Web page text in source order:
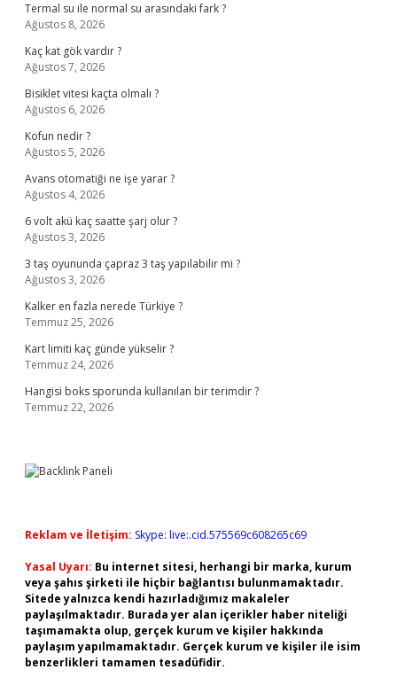
Termal su ile normal su arasındaki fark ?
Ağustos 8, 2026
Kaç kat gök vardır ?
Ağustos 7, 2026
Bisiklet vitesi kaçta olmalı ?
Ağustos 6, 2026
Kofun nedir ?
Ağustos 5, 2026
Avans otomatiği ne işe yarar ?
Ağustos 4, 2026
6 volt akü kaç saatte şarj olur ?
Ağustos 3, 2026
3 taş oyununda çapraz 3 taş yapılabilir mi ?
Ağustos 3, 2026
Kalker en fazla nerede Türkiye ?
Temmuz 25, 2026
Kart limiti kaç günde yükselir ?
Temmuz 24, 2026
Hangisi boks sporunda kullanılan bir terimdir ?
Temmuz 22, 2026
Reklam ve İletişim: Skype: live:.cid.575569c608265c69
Yasal Uyarı: Bu internet sitesi, herhangi bir marka, kurum
veya şahıs şirketi ile hiçbir bağlantısı bulunmamaktadır.
Sitede yalnızca kendi hazırladığımız makaleler
paylaşılmaktadır. Burada yer alan içerikler haber niteliği
taşımamakta olup, gerçek kurum ve kişiler hakkında
paylaşım yapılmamaktadır. Gerçek kurum ve kişiler ile isim
benzerlikleri tamamen tesadüfidir.